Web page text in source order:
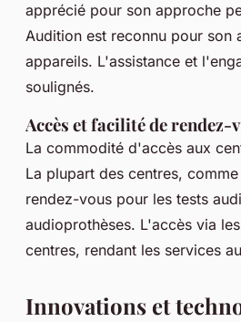
apprécié pour son approche
Audition est reconnu pour son
appareils. L'assistance et
soulignés.
Accès et facilité de
La commodité d'accès aux
La plupart des centres, comme
rendez-vous pour les tests
audioprothèses. L'accès via
centres, rendant les services
Innovations et